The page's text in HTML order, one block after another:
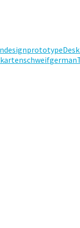
prototype
schweifgerman